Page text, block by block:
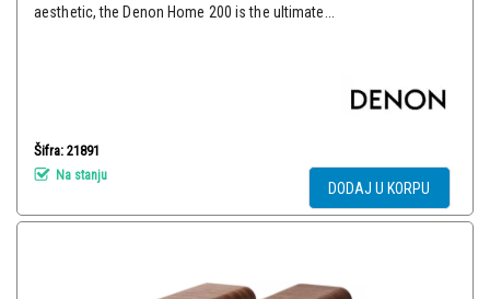
aesthetic, the Denon Home 200 is the ultimate...
Šifra: 21891
Na stanju
DODAJ U KORPU